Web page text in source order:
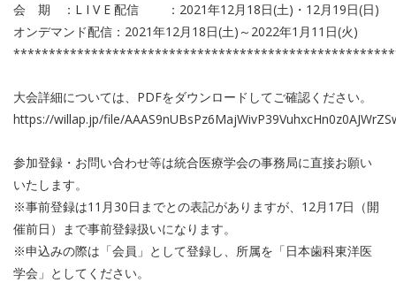
会 期 ：L I V E 配信 ：2021年12月18日(土)・12月19日(日)
オンデマンド配信：2021年12月18日(土)～2022年1月11日(火)
大会詳細については、PDFをダウンロードしてご確認ください。
https://willap.jp/file/
参加登録・お問い合わせ等は統合医療学会の事務局に直接お願い
いたします。
※事前登録は11月30日までとの表記がありますが、12月17日（開
催前日）まで事前登録扱いになります。
※申込みの際は「会員」として登録し、所属を「日本歯科東洋医
学会」としてください。